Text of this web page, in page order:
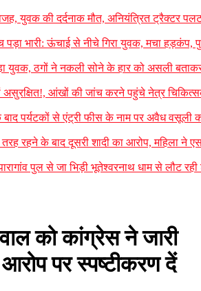
युवक की दर्दनाक मौत, अनियंत्रित ट्रैक्टर
पड़ा भारी: ऊंचाई से नीचे गिरा युवक, मचा
ठगों ने नकली सोने के हार को असली बताकर
असुरक्षित!, आंखों की जांच करने पहुंचे नेत्र
पर्यटकों से एंट्री फीस के नाम पर अवैध वसूली
रहने के बाद दूसरी शादी का आरोप, महिला
पुल से जा भिड़ी भूतेश्वरनाथ धाम से लौट
को कांग्रेस ने जारी
पर स्पष्टीकरण दें